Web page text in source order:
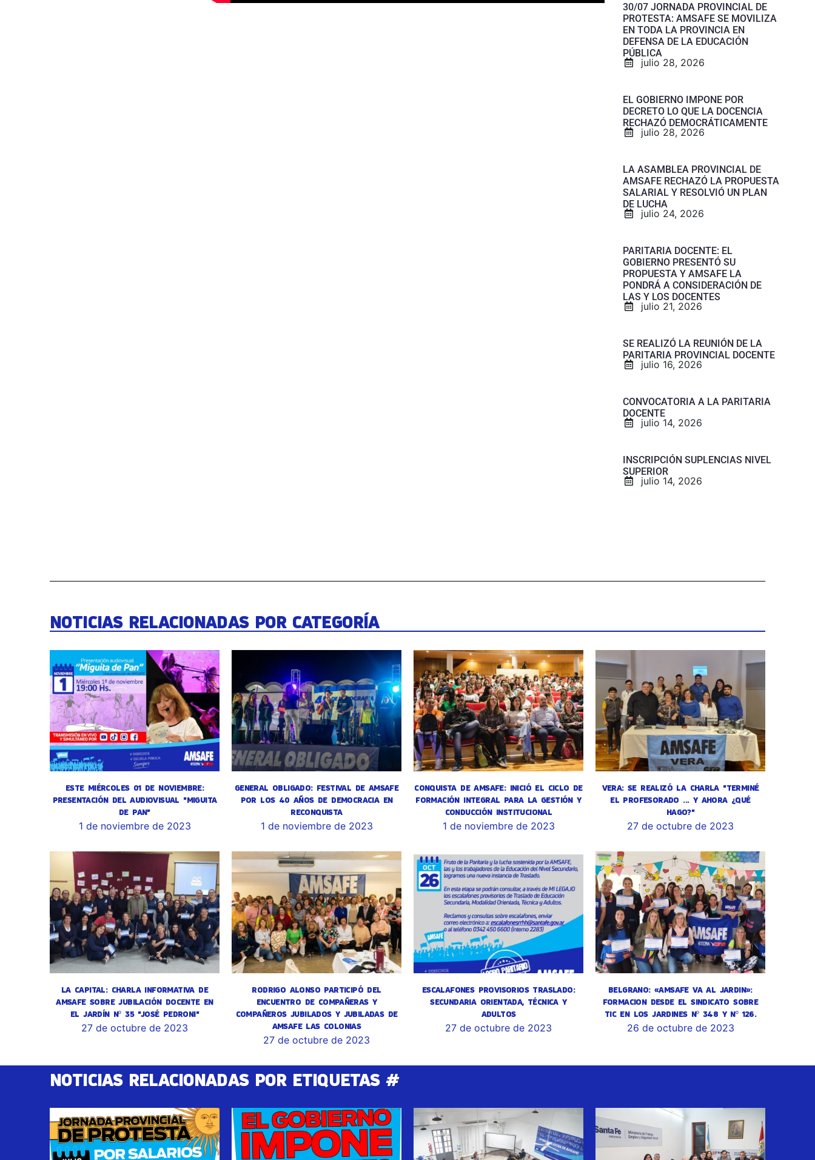
30/07 JORNADA PROVINCIAL DE
PROTESTA: AMSAFE SE MOVILIZA
EN TODA LA PROVINCIA EN
DEFENSA DE LA EDUCACIÓN
PÚBLICA
julio 28, 2026
EL GOBIERNO IMPONE POR
DECRETO LO QUE LA DOCENCIA
RECHAZÓ DEMOCRÁTICAMENTE
julio 28, 2026
LA ASAMBLEA PROVINCIAL DE
AMSAFE RECHAZÓ LA PROPUESTA
SALARIAL Y RESOLVIÓ UN PLAN
DE LUCHA
julio 24, 2026
PARITARIA DOCENTE: EL
GOBIERNO PRESENTÓ SU
PROPUESTA Y AMSAFE LA
PONDRÁ A CONSIDERACIÓN DE
LAS Y LOS DOCENTES
julio 21, 2026
SE REALIZÓ LA REUNIÓN DE LA
PARITARIA PROVINCIAL DOCENTE
julio 16, 2026
CONVOCATORIA A LA PARITARIA
DOCENTE
julio 14, 2026
INSCRIPCIÓN SUPLENCIAS NIVEL
SUPERIOR
julio 14, 2026
NOTICIAS RELACIONADAS POR CATEGORÍA
ESTE MIÉRCOLES 01 DE NOVIEMBRE:
PRESENTACIÓN DEL AUDIOVISUAL "MIGUITA
DE PAN"
1 de noviembre de 2023
GENERAL OBLIGADO: FESTIVAL DE AMSAFE
POR LOS 40 AÑOS DE DEMOCRACIA EN
RECONQUISTA
1 de noviembre de 2023
CONQUISTA DE AMSAFE: INICIÓ EL CICLO DE
FORMACIÓN INTEGRAL PARA LA GESTIÓN Y
CONDUCCIÓN INSTITUCIONAL
1 de noviembre de 2023
VERA: SE REALIZÓ LA CHARLA "TERMINÉ
EL PROFESORADO ... Y AHORA ¿QUÉ
HAGO?"
27 de octubre de 2023
LA CAPITAL: CHARLA INFORMATIVA DE
AMSAFE SOBRE JUBILACIÓN DOCENTE EN
EL JARDÍN Nº 35 "JOSÉ PEDRONI"
27 de octubre de 2023
RODRIGO ALONSO PARTICIPÓ DEL
ENCUENTRO DE COMPAÑERAS Y
COMPAÑEROS JUBILADOS Y JUBILADAS DE
AMSAFE LAS COLONIAS
27 de octubre de 2023
ESCALAFONES PROVISORIOS TRASLADO:
SECUNDARIA ORIENTADA, TÉCNICA Y
ADULTOS
27 de octubre de 2023
BELGRANO: «AMSAFE VA AL JARDIN»:
FORMACION DESDE EL SINDICATO SOBRE
TIC EN LOS JARDINES Nº 348 Y Nº 126.
26 de octubre de 2023
NOTICIAS RELACIONADAS POR ETIQUETAS #